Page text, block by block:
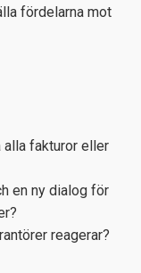
fördelarna mot
alla fakturor eller
en ny dialog för
reagerar?